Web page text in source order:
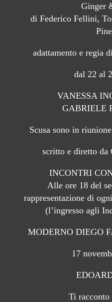
Ginger
di Federico Fellini,
adattamento e regia
dal 22 al
VANESSA
GABRIELE
Scusa sono in
scritto e diretto da
INCONTRI
Alle ore 18 del
rappresentazione di
(l’ingresso agli
MODERNO DIEGO
17
Ti racconto